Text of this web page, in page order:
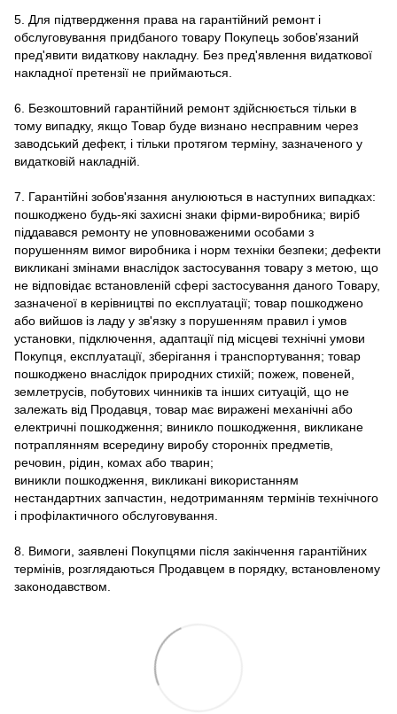
5. Для підтвердження права на гарантійний ремонт і
обслуговування придбаного товару Покупець зобов'язаний
пред'явити видаткову накладну. Без пред'явлення видаткової
накладної претензії не приймаються.
6. Безкоштовний гарантійний ремонт здійснюється тільки в
тому випадку, якщо Товар буде визнано несправним через
заводський дефект, і тільки протягом терміну, зазначеного у
видатковій накладній.
7. Гарантійні зобов'язання анулюються в наступних випадках:
пошкоджено будь-які захисні знаки фірми-виробника; виріб
піддавався ремонту не уповноваженими особами з
порушенням вимог виробника і норм техніки безпеки; дефекти
викликані змінами внаслідок застосування товару з метою, що
не відповідає встановленій сфері застосування даного Товару,
зазначеної в керівництві по експлуатації; товар пошкоджено
або вийшов із ладу у зв'язку з порушенням правил і умов
установки, підключення, адаптації під місцеві технічні умови
Покупця, експлуатації, зберігання і транспортування; товар
пошкоджено внаслідок природних стихій; пожеж, повеней,
землетрусів, побутових чинників та інших ситуацій, що не
залежать від Продавця, товар має виражені механічні або
електричні пошкодження; виникло пошкодження, викликане
потраплянням всередину виробу сторонніх предметів,
речовин, рідин, комах або тварин;
виникли пошкодження, викликані використанням
нестандартних запчастин, недотриманням термінів технічного
і профілактичного обслуговування.
8. Вимоги, заявлені Покупцями після закінчення гарантійних
термінів, розглядаються Продавцем в порядку, встановленому
законодавством.